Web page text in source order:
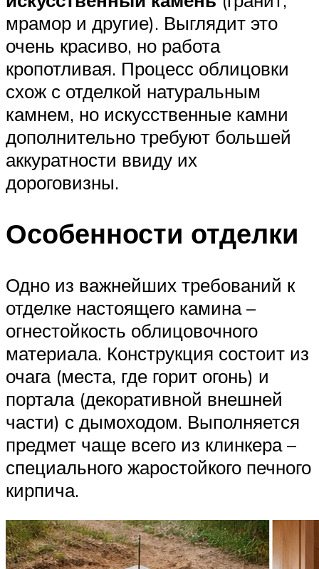
мрамор и другие). Выглядит это
очень красиво, но работа
кропотливая. Процесс облицовки
схож с отделкой натуральным
камнем, но искусственные камни
дополнительно требуют большей
аккуратности ввиду их
дороговизны.
Особенности отделки
Одно из важнейших требований к
отделке настоящего камина –
огнестойкость облицовочного
материала. Конструкция состоит из
очага (места, где горит огонь) и
портала (декоративной внешней
части) с дымоходом. Выполняется
предмет чаще всего из клинкера –
специального жаростойкого печного
кирпича.